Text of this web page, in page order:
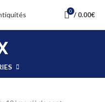
0 / 0.00€